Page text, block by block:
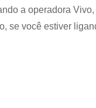
a operadora
se você estiver